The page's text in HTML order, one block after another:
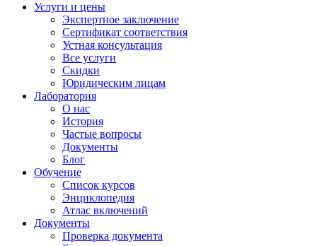
Услуги и цены
Экспертное заключение
Сертификат соответствия
Устная консультация
Все услуги
Скидки
Юридическим лицам
Лаборатория
О нас
История
Частые вопросы
Документы
Блог
Обучение
Список курсов
Энциклопедия
Атлас включений
Документы
Проверка документа